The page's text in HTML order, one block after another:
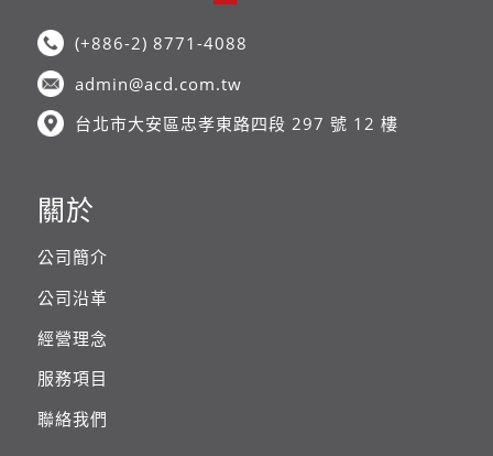
(+886-2) 8771-4088
admin@acd.com.tw
台北市大安區忠孝東路四段 297 號 12 樓
關於
公司簡介
公司沿革
經營理念
服務項目
聯絡我們